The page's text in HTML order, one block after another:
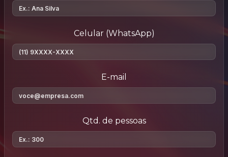
Celular (WhatsApp)
E-mail
Qtd. de pessoas